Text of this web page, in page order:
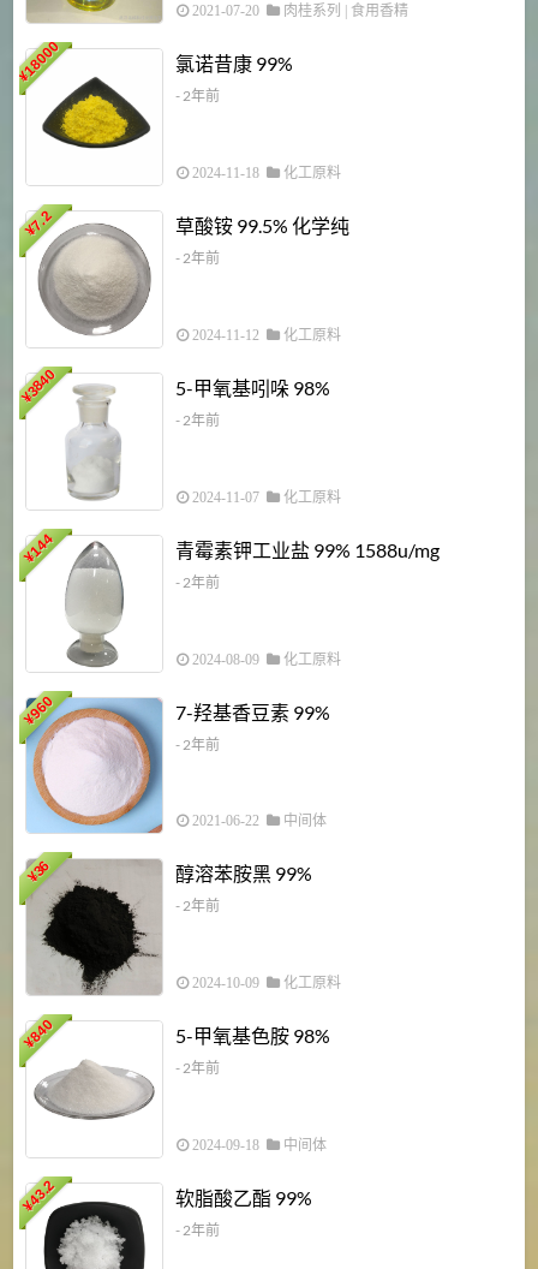
2021-07-20 肉桂系列 | 食用香精
¥
18000 氯诺昔康 99%
- 2年前
2024-11-18 化工原料
¥
7.2 草酸铵 99.5% 化学纯
- 2年前
2024-11-12 化工原料
¥
3840 5-甲氧基吲哚 98%
- 2年前
2024-11-07 化工原料
¥
144 青霉素钾工业盐 99% 1588u/mg
- 2年前
2024-08-09 化工原料
¥
960 7-羟基香豆素 99%
- 2年前
2021-06-22 中间体
¥
36 醇溶苯胺黑 99%
- 2年前
2024-10-09 化工原料
¥
840 5-甲氧基色胺 98%
- 2年前
2024-09-18 中间体
¥
43.2 软脂酸乙酯 99%
- 2年前